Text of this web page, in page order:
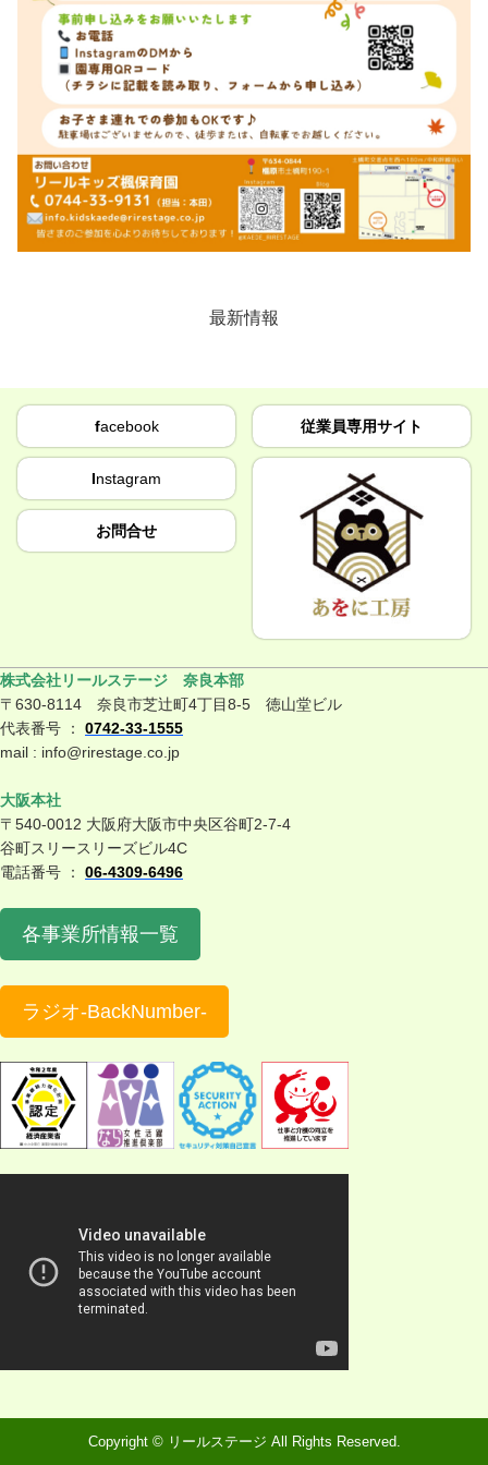
最新情報
facebook
Instagram
お問合せ
従業員専用サイト
株式会社リールステージ 奈良本部
〒630-8114 奈良市芝辻町4丁目8-5 徳山堂ビル
代表番号 ： 0742-33-1555
mail : info@rirestage.co.jp
大阪本社
〒540-0012 大阪府大阪市中央区谷町2-7-4
谷町スリースリーズビル4C
電話番号 ： 06-4309-6496
各事業所情報一覧
ラジオ-BackNumber-
Copyright © リールステージ All Rights Reserved.